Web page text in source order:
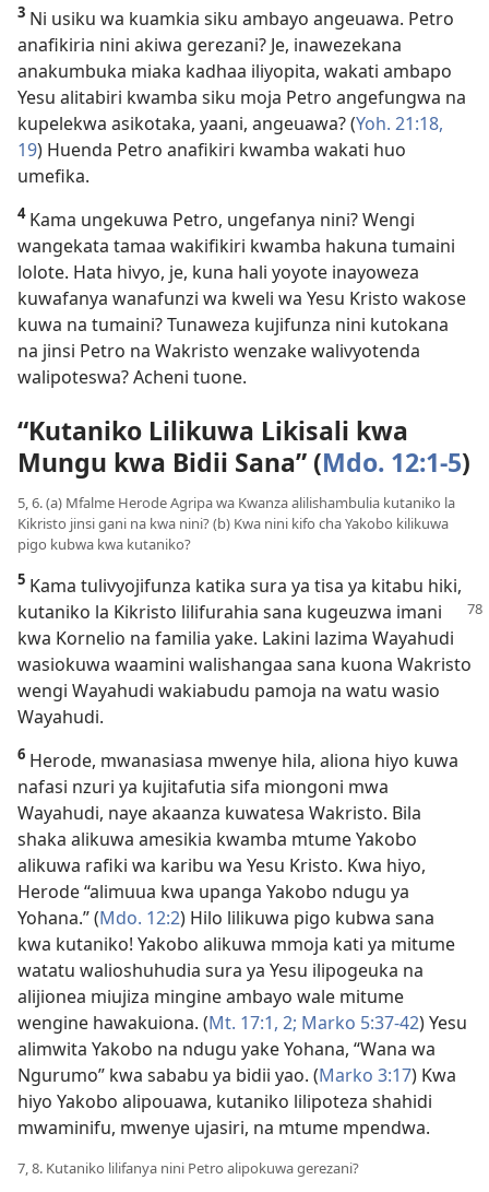
3 Ni usiku wa kuamkia siku ambayo angeuawa. Petro
anafikiria nini akiwa gerezani? Je, inawezekana
anakumbuka miaka kadhaa iliyopita, wakati ambapo
Yesu alitabiri kwamba siku moja Petro angefungwa na
kupelekwa asikotaka, yaani, angeuawa? (Yoh. 21:18,
19) Huenda Petro anafikiri kwamba wakati huo
umefika.
4Kama ungekuwa Petro, ungefanya nini? Wengi
wangekata tamaa wakifikiri kwamba hakuna tumaini
lolote. Hata hivyo, je, kuna hali yoyote inayoweza
kuwafanya wanafunzi wa kweli wa Yesu Kristo wakose
kuwa na tumaini? Tunaweza kujifunza nini kutokana
na jinsi Petro na Wakristo wenzake walivyotenda
walipoteswa? Acheni tuone.
“Kutaniko Lilikuwa Likisali kwa
Mungu kwa Bidii Sana” (Mdo. 12:1-5)
5, 6. (a) Mfalme Herode Agripa wa Kwanza alilishambulia kutaniko la
Kikristo jinsi gani na kwa nini? (b) Kwa nini kifo cha Yakobo kilikuwa
pigo kubwa kwa kutaniko?
5 Kama tulivyojifunza katika sura ya tisa ya kitabu hiki,
kutaniko la Kikristo lilifurahia sana kugeuzwa imani
kwa Kornelio na familia yake. Lakini lazima Wayahudi
wasiokuwa waamini walishangaa sana kuona Wakristo
wengi Wayahudi wakiabudu pamoja na watu wasio
Wayahudi.
6 Herode, mwanasiasa mwenye hila, aliona hiyo kuwa
nafasi nzuri ya kujitafutia sifa miongoni mwa
Wayahudi, naye akaanza kuwatesa Wakristo. Bila
shaka alikuwa amesikia kwamba mtume Yakobo
alikuwa rafiki wa karibu wa Yesu Kristo. Kwa hiyo,
Herode “alimuua kwa upanga Yakobo ndugu ya
Yohana.” (Mdo. 12:2) Hilo lilikuwa pigo kubwa sana
kwa kutaniko! Yakobo alikuwa mmoja kati ya mitume
watatu walioshuhudia sura ya Yesu ilipogeuka na
alijionea miujiza mingine ambayo wale mitume
wengine hawakuiona. (Mt. 17:1, 2; Marko 5:37-42) Yesu
alimwita Yakobo na ndugu yake Yohana, “Wana wa
Ngurumo” kwa sababu ya bidii yao. (Marko 3:17) Kwa
hiyo Yakobo alipouawa, kutaniko lilipoteza shahidi
mwaminifu, mwenye ujasiri, na mtume mpendwa.
7, 8. Kutaniko lilifanya nini Petro alipokuwa gerezani?